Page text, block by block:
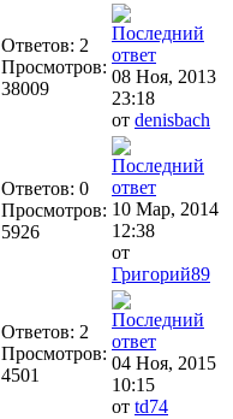
Ответов: 2
Просмотров:
38009
08 Ноя, 2013
23:18
от denisbach
Ответов: 0
Просмотров:
5926
10 Мар, 2014
12:38
от
Григорий89
Ответов: 2
Просмотров:
4501
04 Ноя, 2015
10:15
от td74